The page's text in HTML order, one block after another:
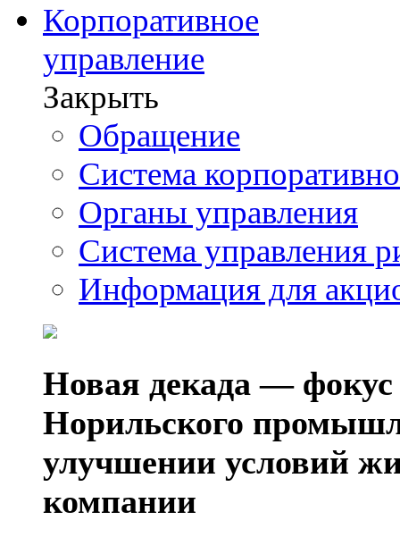
Корпоративное
управление
Закрыть
Обращение
Система
Органы управления
Система управления
Информация для
Новая декада — фокус
Норильского
улучшении условий
компании